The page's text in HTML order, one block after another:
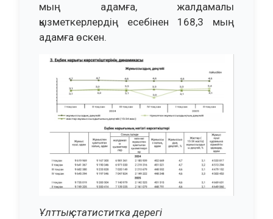
мың адамға, жалдамалы
қызметкерлердің есебінен 168,3 мың
адамға өскен.
Ұлттық статиститка дерегі